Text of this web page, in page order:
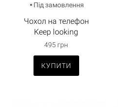
Під замовлення
Чoхол на телефон
Keep looking
495 грн
КУПИТИ